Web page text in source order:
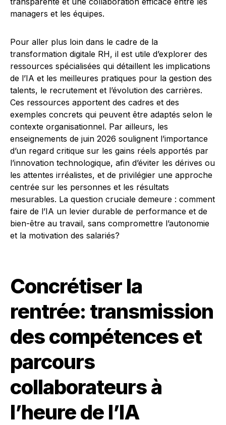
managers et les équipes.
Pour aller plus loin dans le cadre de la
transformation digitale RH, il est utile d’explorer des
ressources spécialisées qui détaillent les implications
de l’IA et les meilleures pratiques pour la gestion des
talents, le recrutement et l’évolution des carrières.
Ces ressources apportent des cadres et des
exemples concrets qui peuvent être adaptés selon le
contexte organisationnel. Par ailleurs, les
enseignements de juin 2026 soulignent l’importance
d’un regard critique sur les gains réels apportés par
l’innovation technologique, afin d’éviter les dérives ou
les attentes irréalistes, et de privilégier une approche
centrée sur les personnes et les résultats
mesurables. La question cruciale demeure : comment
faire de l’IA un levier durable de performance et de
bien-être au travail, sans compromettre l’autonomie
et la motivation des salariés?
Concrétiser la
rentrée: transmission
des compétences et
parcours
collaborateurs à
l’heure de l’IA